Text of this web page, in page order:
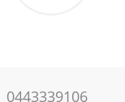
0443339106